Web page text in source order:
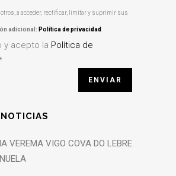
a acceder, rectificar, limitar y suprimir sus
adicional: Política de privacidad
y acepto la Política de
VEREMA VIGO COVA DO LEBRE